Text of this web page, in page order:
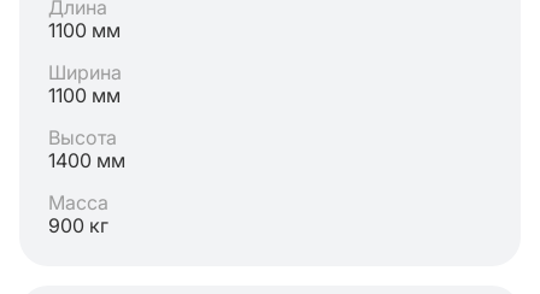
Длина
1100 мм
Ширина
1100 мм
Высота
1400 мм
Масса
900 кг